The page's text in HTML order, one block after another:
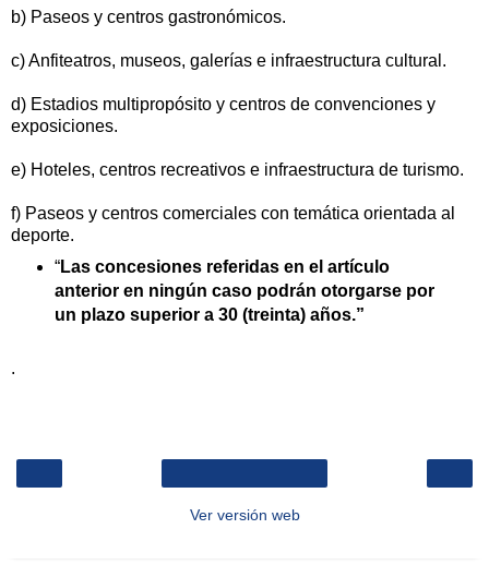
b) Paseos y centros gastronómicos.
c) Anfiteatros, museos, galerías e infraestructura cultural.
d) Estadios multipropósito y centros de convenciones y
exposiciones.
e) Hoteles, centros recreativos e infraestructura de turismo.
f) Paseos y centros comerciales con temática orientada al
deporte.
“Las concesiones referidas en el artículo
anterior en ningún caso podrán otorgarse por
un plazo superior a 30 (treinta) años.”
.
Ver versión web